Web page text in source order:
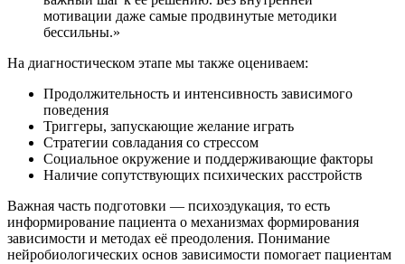
мотивации даже самые продвинутые методики
бессильны.»
На диагностическом этапе мы также оцениваем:
Продолжительность и интенсивность зависимого
поведения
Триггеры, запускающие желание играть
Стратегии совладания со стрессом
Социальное окружение и поддерживающие факторы
Наличие сопутствующих психических расстройств
Важная часть подготовки — психоэдукация, то есть
информирование пациента о механизмах формирования
зависимости и методах её преодоления. Понимание
нейробиологических основ зависимости помогает пациентам